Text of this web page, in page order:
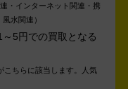
・インターネット関連・携
風水関連
5円での買取となる
こちらに該当します。人気